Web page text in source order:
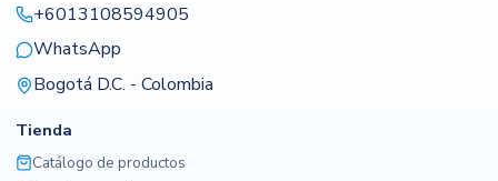
+6013108594905
WhatsApp
Bogotá D.C. - Colombia
Tienda
Catálogo de productos